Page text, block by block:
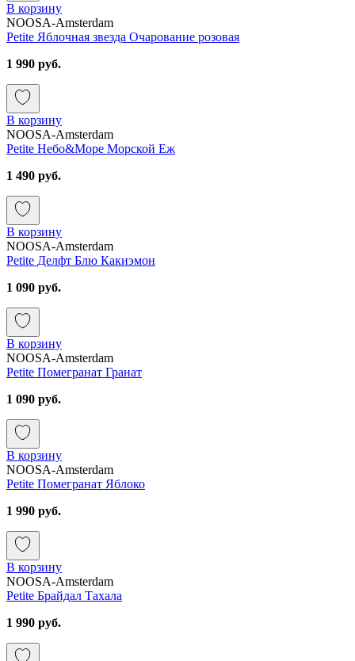
В корзину
NOOSA-Amsterdam
Petite Яблочная звезда Очарование розовая
1 990 руб.
В корзину
NOOSA-Amsterdam
Petite Небо&Море Морской Еж
1 490 руб.
В корзину
NOOSA-Amsterdam
Petite Делфт Блю Какиэмон
1 090 руб.
В корзину
NOOSA-Amsterdam
Petite Помегранат Гранат
1 090 руб.
В корзину
NOOSA-Amsterdam
Petite Помегранат Яблоко
1 990 руб.
В корзину
NOOSA-Amsterdam
Petite Брайдал Тахала
1 990 руб.